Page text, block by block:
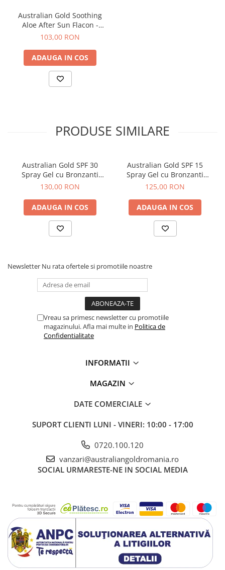
Australian Gold Soothing
Aloe After Sun Flacon -
237ml
103,00 RON
ADAUGA IN COS
PRODUSE SIMILARE
Australian Gold SPF 30
Spray Gel cu Bronzanti
Atomizor - 237ml
130,00 RON
ADAUGA IN COS
Australian Gold SPF 15
Spray Gel cu Bronzanti
Atomizor - 237ml
125,00 RON
ADAUGA IN COS
Newsletter Nu rata ofertele si promotiile noastre
Vreau sa primesc newsletter cu promotiile
magazinului. Afla mai multe in Politica de
Confidentialitate
INFORMATII
MAGAZIN
DATE COMERCIALE
SUPORT CLIENTI LUNI - VINERI: 10:00 - 17:00
0720.100.120
vanzari@australiangoldromania.ro
SOCIAL URMARESTE-NE IN SOCIAL MEDIA